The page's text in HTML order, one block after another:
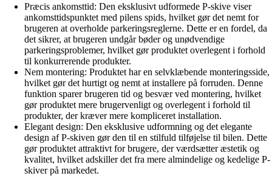
Præcis ankomsttid: Den eksklusivt udformede P-skive viser
ankomsttidspunktet med pilens spids, hvilket gør det nemt for
brugeren at overholde parkeringsreglerne. Dette er en fordel, da
det sikrer, at brugeren undgår bøder og unødvendige
parkeringsproblemer, hvilket gør produktet overlegent i forhold
til konkurrerende produkter.
Nem montering: Produktet har en selvklæbende monteringsside,
hvilket gør det hurtigt og nemt at installere på forruden. Denne
funktion sparer brugeren tid og besvær ved montering, hvilket
gør produktet mere brugervenligt og overlegent i forhold til
produkter, der kræver mere kompliceret installation.
Elegant design: Den eksklusive udformning og det elegante
design af P-skiven gør den til en stilfuld tilføjelse til bilen. Dette
gør produktet attraktivt for brugere, der værdsætter æstetik og
kvalitet, hvilket adskiller det fra mere almindelige og kedelige P-
skiver på markedet.